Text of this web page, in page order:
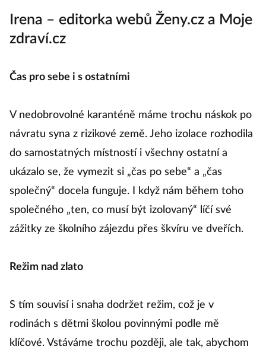
Irena – editorka webů Ženy.cz a Moje
zdraví.cz
Čas pro sebe i s ostatními
V nedobrovolné karanténě máme trochu náskok po
návratu syna z rizikové země. Jeho izolace rozhodila
do samostatných místností i všechny ostatní a
ukázalo se, že vymezit si „čas po sebe“ a „čas
společný“ docela funguje. I když nám během toho
společného „ten, co musí být izolovaný“ líčí své
zážitky ze školního zájezdu přes škvíru ve dveřích.
Režim nad zlato
S tím souvisí i snaha dodržet režim, což je v
rodinách s dětmi školou povinnými podle mě
klíčové. Vstáváme trochu později, ale tak, abychom